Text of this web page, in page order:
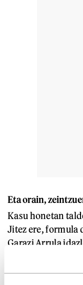
Eta orain,
Kasu honetan
Jitez ere, formula
Garazi Arrula